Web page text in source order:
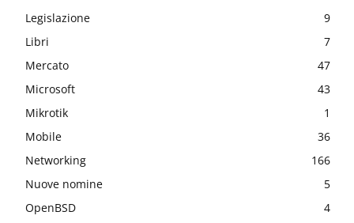
Legislazione
9
Libri
7
Mercato
47
Microsoft
43
Mikrotik
1
Mobile
36
Networking
166
Nuove nomine
5
OpenBSD
4